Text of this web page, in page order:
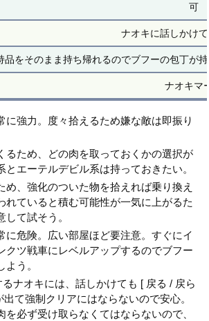
可
ナオキに話しかけ
品をそのまま持ち帰れるのでブフーの包丁が
ナオキマ
に強力。度々拾えるため嫌な敵は即振り
るため、どの肉を取っておくかの選択が
とエーテルデビル系は持っておきたい。
め、強化のついた物を拾えれば乗り換え
れていると積む可能性が一気に上がるた
て試そう。
に危険。広い部屋ほど要注意。すぐにイ
クツ戦車にレベルアップするのでブフー
う。
ナオキには、話しかけても [ 戻る / 戻ら
て強制クリアにはならないので安心。
を必ず受け取らなくてはならないので、